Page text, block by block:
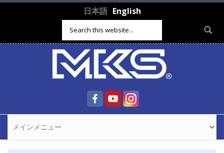
Skip to main content 日本語 English
Search form